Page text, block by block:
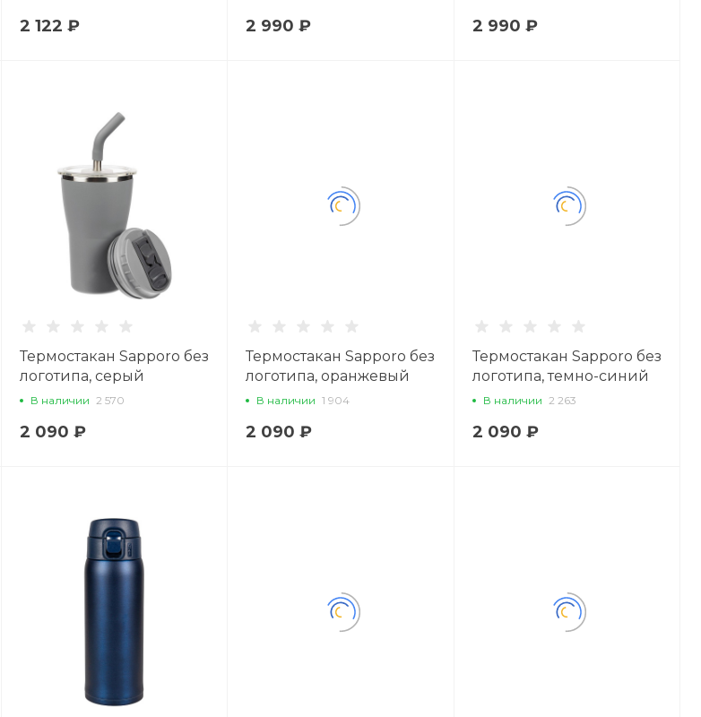
2 122 ₽ 2 990 ₽ 2 990 ₽
Термостакан Sapporo без
логотипа, серый
В наличии 2 570
2 090 ₽
Термостакан Sapporo без
логотипа, оранжевый
В наличии 1 904
2 090 ₽
Термостакан Sapporo без
логотипа, темно-синий
В наличии 2 263
2 090 ₽